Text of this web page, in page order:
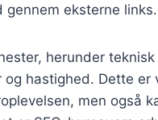
eksterne links.
herunder teknisk
hastighed. Dette er
men også